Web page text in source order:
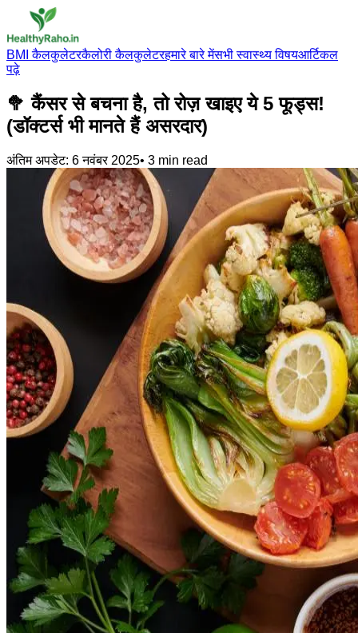
BMI कैलकुलेटरकैलोरी कैलकुलेटरहमारे बारे मेंसभी स्वास्थ्य विषयआर्टिकल
पढ़े
🥦 कैंसर से बचना है, तो रोज़ खाइए ये 5 फूड्स!
(डॉक्टर्स भी मानते हैं असरदार)
अंतिम अपडेट: 6 नवंबर 2025• 3 min read